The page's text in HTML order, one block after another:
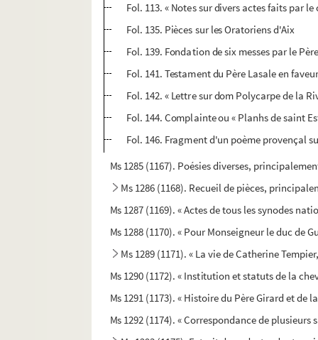
Fol. 113. « Notes sur divers actes faits par
Fol. 135. Pièces sur les Oratoriens d'Aix
Fol. 139. Fondation de six messes par le
Fol. 141. Testament du Père Lasale en
Fol. 142. « Lettre sur dom Polycarpe de la
Fol. 144. Complainte ou « Planhs de saint
Fol. 146. Fragment d'un poème provençal
Ms 1285 (1167). Poésies diverses,
Ms 1286 (1168). Recueil de pièces,
Ms 1287 (1169). « Actes de tous les synodes
Ms 1288 (1170). « Pour Monseigneur le duc de
Ms 1289 (1171). « La vie de Catherine
Ms 1290 (1172). « Institution et statuts de la
Ms 1291 (1173). « Histoire du Père Girard et
Ms 1292 (1174). « Correspondance de plusieurs